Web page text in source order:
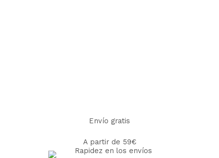
Envío gratis
A partir de 59€